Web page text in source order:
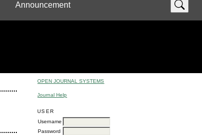
Announcement
OPEN JOURNAL SYSTEMS
Journal Help
USER
Username
Password